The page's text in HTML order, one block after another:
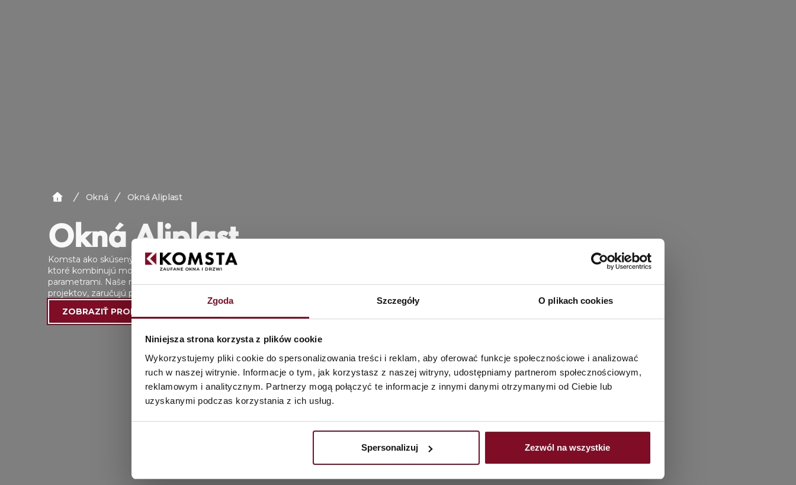
Zgoda Szczegóły O plikach cookies
Niniejsza strona korzysta z plików cookie
Wykorzystujemy pliki cookie do spersonalizowania treści i reklam, aby oferować funkcje społecznościowe i analizować
ruch w naszej witrynie. Informacje o tym, jak korzystasz z naszej witryny, udostępniamy partnerom społecznościowym,
reklamowym i analitycznym. Partnerzy mogą połączyć te informacje z innymi danymi otrzymanymi od Ciebie lub
uzyskanymi podczas korzystania z ich usług.
Spersonalizuj Zezwól na wszystkie
Okná Okná Aliplast
OknáAliplast
Komsta ako skúsený výrobca stolárstva ponúka pokročilé hliníkové systémy Aliplast,
ktoré kombinujú moderný dizajn s výnimočnou odolnosťou a vynikajúcimi izolačnými
parametrami. Naše riešenia podporujú realizáciu ambicióznych architektonických
projektov, zaručujú presnosť a včasné dodávky stavebných projektov.
ZOBRAZIŤ PRODUKTY